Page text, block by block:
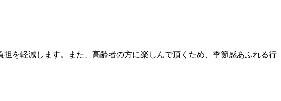
を軽減します。また、高齢者の方に楽しんで頂くため、季節感あふれる行